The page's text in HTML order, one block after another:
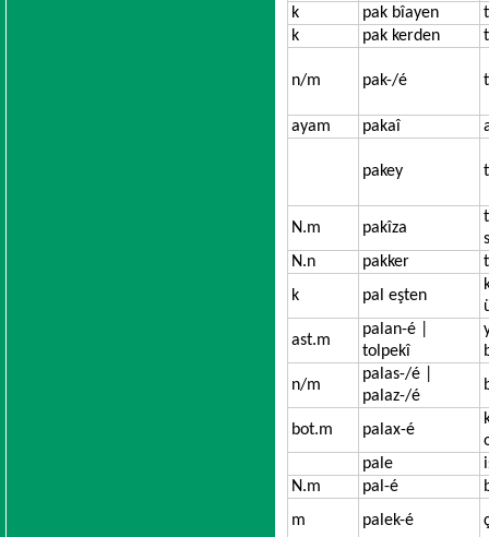
k
pak bîayen
k
pak kerden
n/m pak-/é
ayam pakaî
pakey
N.m pakîza
N.n
pakker
k
pal eşten
ast.m
palan-é |
tolpekî
n/m
palas-/é |
palaz-/é
bot.m palax-é
pale
N.m
pal-é
m
palek-é